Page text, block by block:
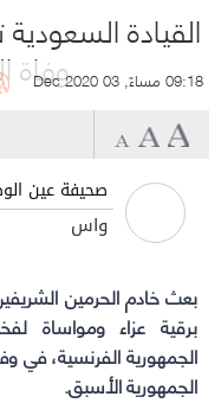
القيادة
وفاة 09:18 مساءً, 03 Dec 2020
صحيفة عين
واس
بعثخادم الحرمين
برقية عزاءومواساة
الجمهورية الفرنسية، في
الجمهورية الأسبق.